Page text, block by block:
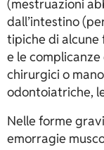
(mestruazioni
dall’intestino
tipiche di alcune
e le
chirurgici o
odontoiatriche,
Nelle forme
emorragie